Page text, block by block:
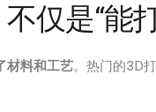
仅是“能
材料和工艺。热门的3D